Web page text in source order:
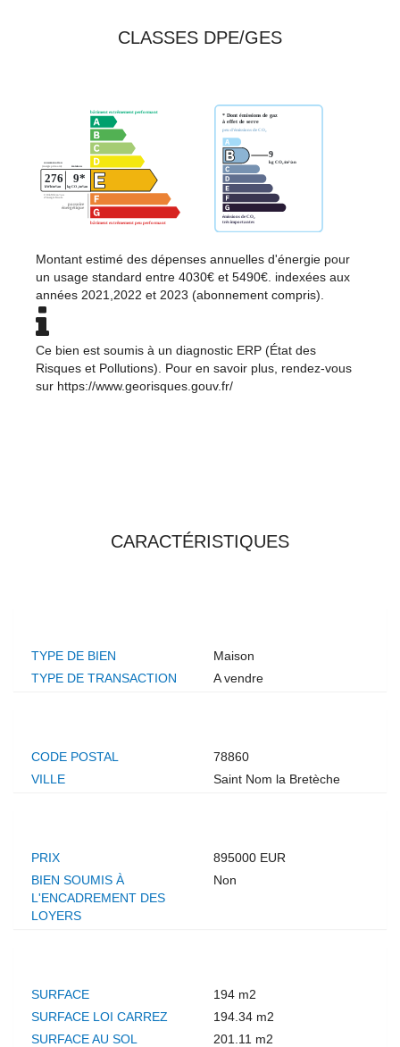
CLASSES DPE/GES
Montant estimé des dépenses annuelles d'énergie pour
un usage standard entre 4030€ et 5490€. indexées aux
années 2021,2022 et 2023 (abonnement compris).
Ce bien est soumis à un diagnostic ERP (État des
Risques et Pollutions). Pour en savoir plus, rendez-vous
sur https://www.georisques.gouv.fr/
CARACTÉRISTIQUES
TYPE DE BIEN
Maison
TYPE DE TRANSACTION
A vendre
CODE POSTAL
78860
VILLE
Saint Nom la Bretèche
PRIX
895000 EUR
BIEN SOUMIS À
L'ENCADREMENT DES
LOYERS
Non
SURFACE
194 m2
SURFACE LOI CARREZ
194.34 m2
SURFACE AU SOL
201.11 m2